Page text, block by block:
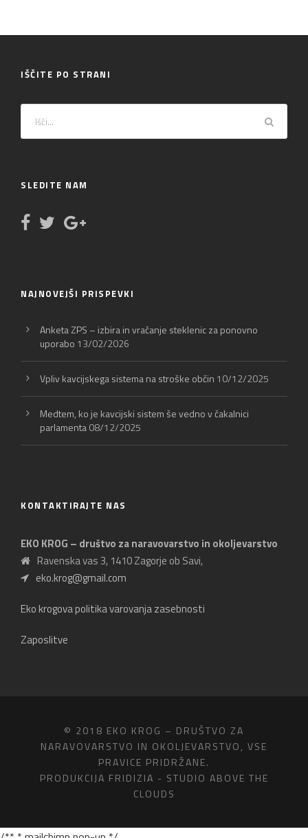
IŠČITE PO STRANI
SLEDITE NAM
NAJNOVEJŠI PRISPEVKI
Anketa ZPS – izbira in vračanje steklenic za ponovno
uporabo 13/02/2026
Vpliv kavcijskega sistema na stroške občin 10/12/2025
Medtem, ko je kavcijski sistem še vedno v čakalnici
parlamenta08/12/2025
KONTAKTIRAJTE NAS
EKO KROG – društvo za naravovarstvo in okoljevarstvo
Ravenska vas 3, 1410 Zagorje ob Savi,
eko.krog@gmail.com
Eko krogova politika varovanja zasebnosti
Zaposlitve
© 2018 EKO KROG – DRUŠTVO ZA
NARAVOVARSTVO IN OKOLJEVARSTVO, VSE
PRAVICE PRIDRŽANE.
PRODUKCIJA FRIDIZIA - STUDIO ABOVE THE
CLOUDS